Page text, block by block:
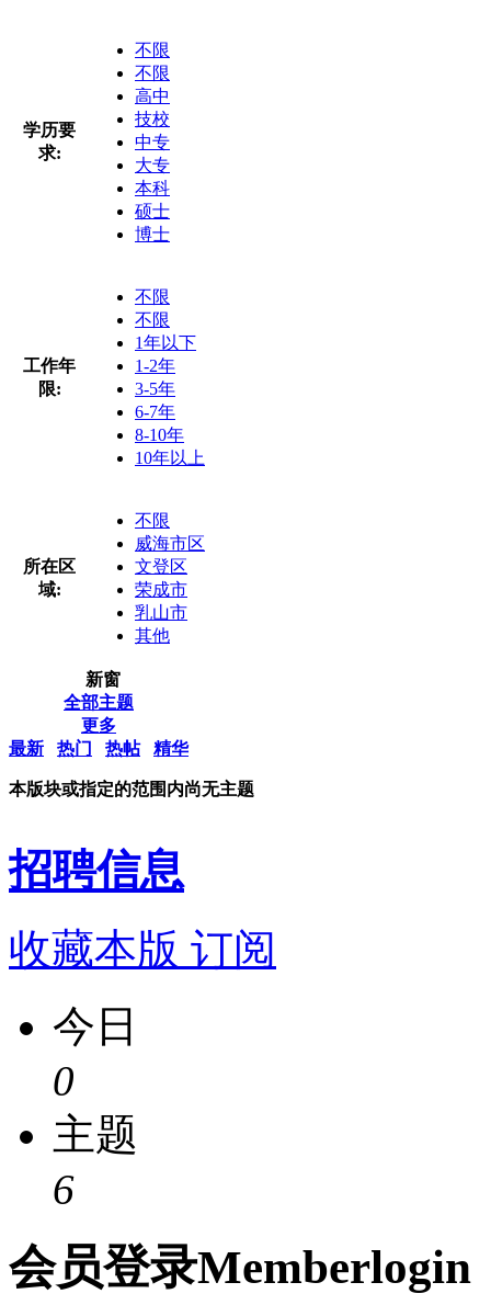
学历要
求:
不限
不限
高中
技校
中专
大专
本科
硕士
博士
工作年
限:
不限
不限
1年以下
1-2年
3-5年
6-7年
8-10年
10年以上
所在区
域:
不限
威海市区
文登区
荣成市
乳山市
其他
新窗
全部主题
更多
最新
热门 热帖 精华
本版块或指定的范围内尚无主题
招聘信息
收藏本版 订阅
今日
0
主题
6
会员登录Memberlogin